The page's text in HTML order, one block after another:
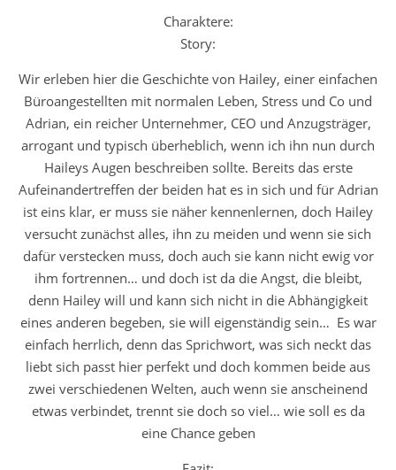
Charaktere:
Story:
Wir erleben hier die Geschichte von Hailey, einer einfachen
Büroangestellten mit normalen Leben, Stress und Co und
Adrian, ein reicher Unternehmer, CEO und Anzugsträger,
arrogant und typisch überheblich, wenn ich ihn nun durch
Haileys Augen beschreiben sollte. Bereits das erste
Aufeinandertreffen der beiden hat es in sich und für Adrian
ist eins klar, er muss sie näher kennenlernen, doch Hailey
versucht zunächst alles, ihn zu meiden und wenn sie sich
dafür verstecken muss, doch auch sie kann nicht ewig vor
ihm fortrennen… und doch ist da die Angst, die bleibt,
denn Hailey will und kann sich nicht in die Abhängigkeit
eines anderen begeben, sie will eigenständig sein… Es war
einfach herrlich, denn das Sprichwort, was sich neckt das
liebt sich passt hier perfekt und doch kommen beide aus
zwei verschiedenen Welten, auch wenn sie anscheinend
etwas verbindet, trennt sie doch so viel… wie soll es da
eine Chance geben